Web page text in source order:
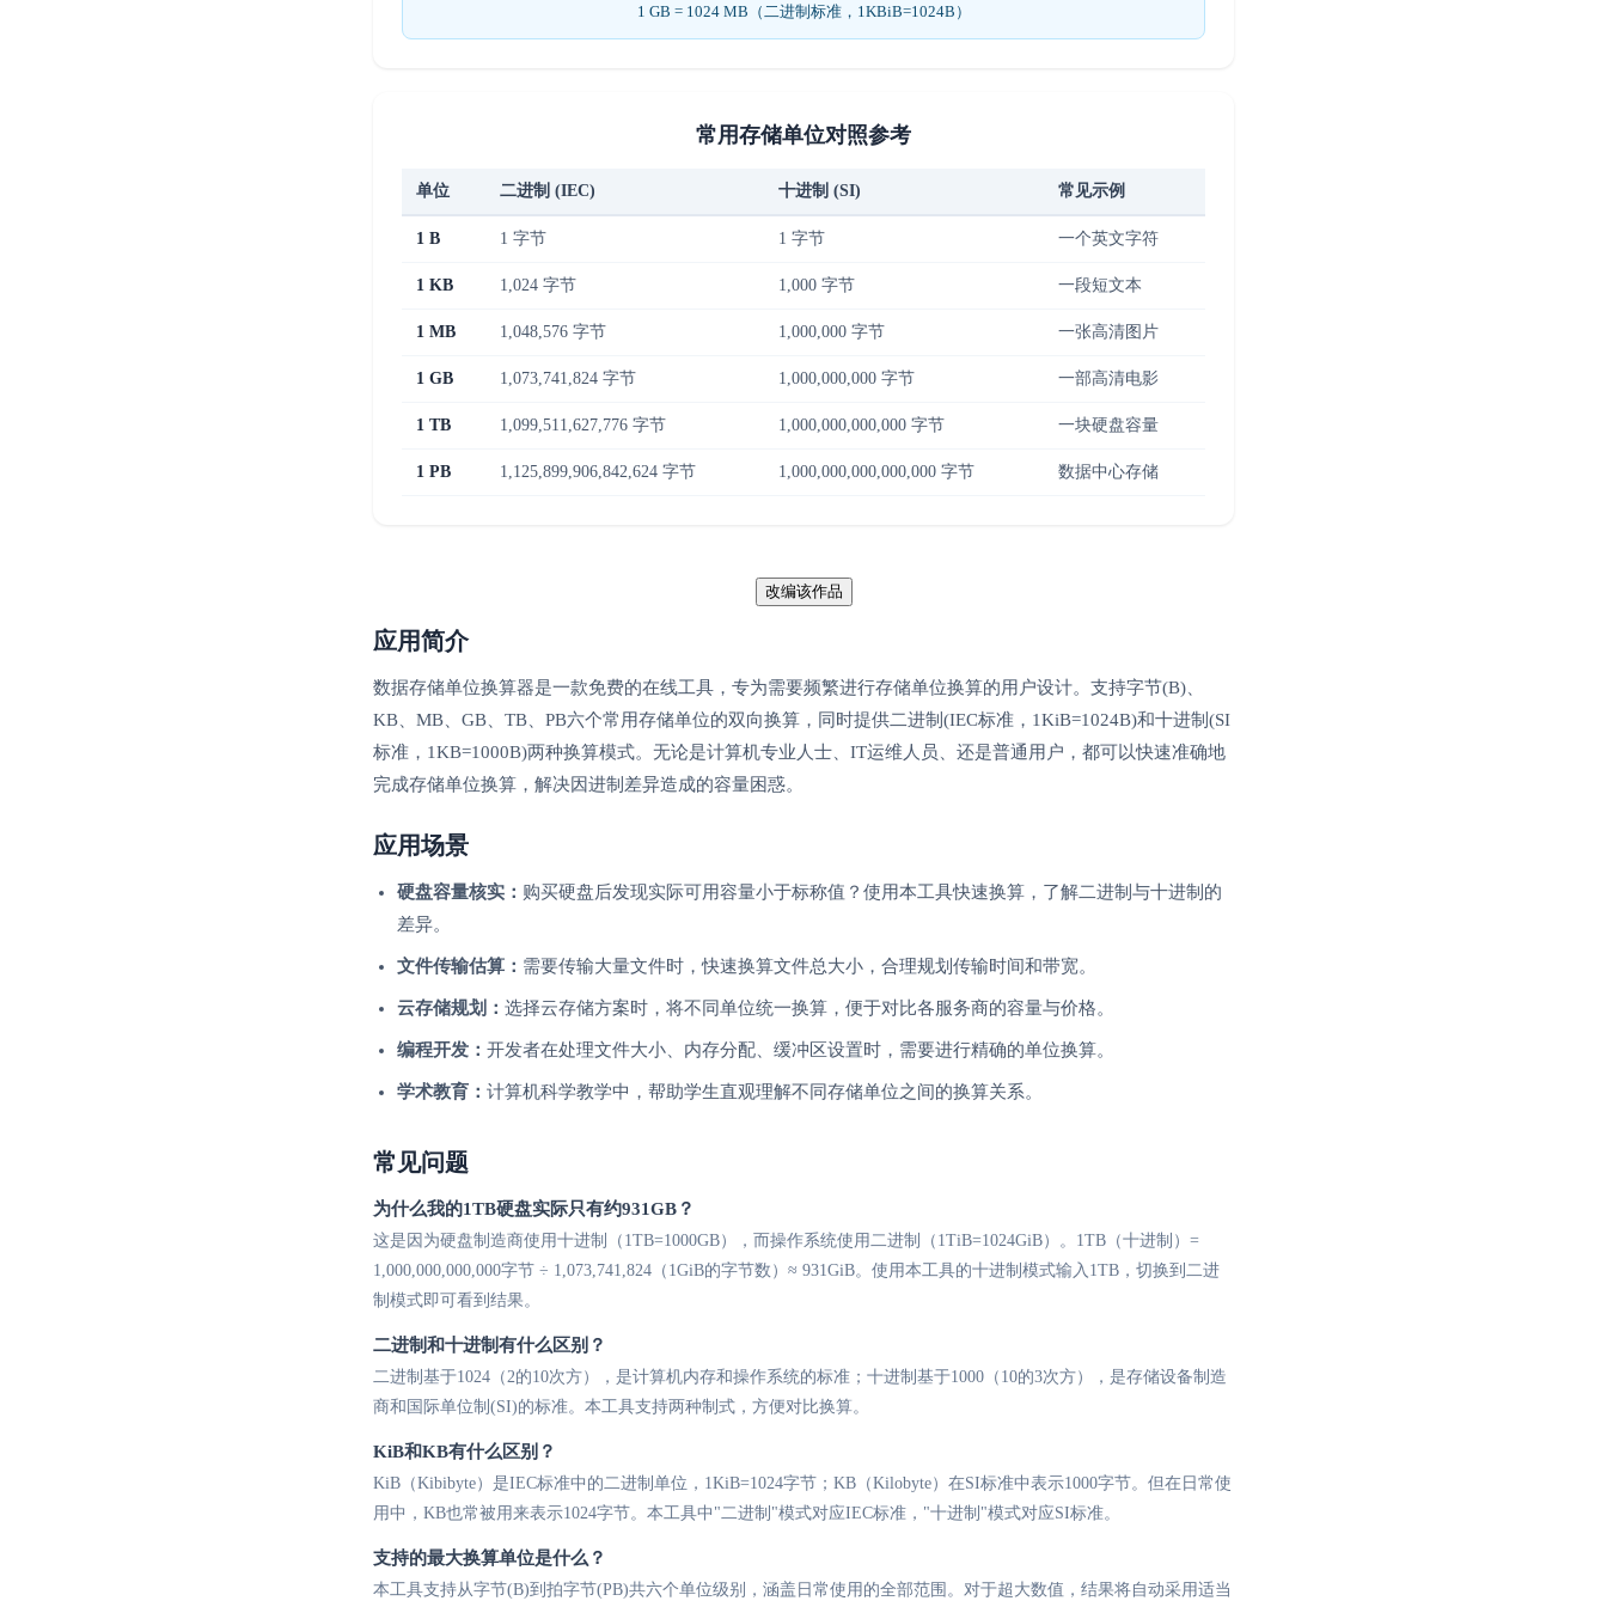
1 GB = 1024 MB（二进制标准，1KBiB=1024B）
常用存储单位对照参考
单位 二进制 (IEC) 十进制 (SI) 常见示例
1 B 1 字节 1 字节 一个英文字符
1 KB 1,024 字节 1,000 字节 一段短文本
1 MB 1,048,576 字节 1,000,000 字节 一张高清图片
1 GB 1,073,741,824 字节 1,000,000,000 字节 一部高清电影
1 TB 1,099,511,627,776 字节 1,000,000,000,000 字节 一块硬盘容量
1 PB 1,125,899,906,842,624 字节 1,000,000,000,000,000 字节 数据中心存储
改编该作品
应用简介
数据存储单位换算器是一款免费的在线工具，专为需要频繁进行存储单位换算的用户设计。支持字节(B)、
KB、MB、GB、TB、PB六个常用存储单位的双向换算，同时提供二进制(IEC标准，1KiB=1024B)和十进制(SI
标准，1KB=1000B)两种换算模式。无论是计算机专业人士、IT运维人员、还是普通用户，都可以快速准确地
完成存储单位换算，解决因进制差异造成的容量困惑。
应用场景
硬盘容量核实： 购买硬盘后发现实际可用容量小于标称值？使用本工具快速换算，了解二进制与十进制的
差异。
文件传输估算： 需要传输大量文件时，快速换算文件总大小，合理规划传输时间和带宽。
云存储规划： 选择云存储方案时，将不同单位统一换算，便于对比各服务商的容量与价格。
编程开发： 开发者在处理文件大小、内存分配、缓冲区设置时，需要进行精确的单位换算。
学术教育： 计算机科学教学中，帮助学生直观理解不同存储单位之间的换算关系。
常见问题
为什么我的1TB硬盘实际只有约931GB？
这是因为硬盘制造商使用十进制（1TB=1000GB），而操作系统使用二进制（1TiB=1024GiB）。1TB（十进制）=
1,000,000,000,000字节 ÷ 1,073,741,824（1GiB的字节数）≈ 931GiB。使用本工具的十进制模式输入1TB，切换到二进
制模式即可看到结果。
二进制和十进制有什么区别？
二进制基于1024（2的10次方），是计算机内存和操作系统的标准；十进制基于1000（10的3次方），是存储设备制造
商和国际单位制(SI)的标准。本工具支持两种制式，方便对比换算。
KiB和KB有什么区别？
KiB（Kibibyte）是IEC标准中的二进制单位，1KiB=1024字节；KB（Kilobyte）在SI标准中表示1000字节。但在日常使
用中，KB也常被用来表示1024字节。本工具中"二进制"模式对应IEC标准，"十进制"模式对应SI标准。
支持的最大换算单位是什么？
本工具支持从字节(B)到拍字节(PB)共六个单位级别，涵盖日常使用的全部范围。对于超大数值，结果将自动采用适当